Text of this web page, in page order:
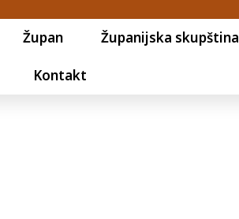
Župan Županijska skupština
Kontakt